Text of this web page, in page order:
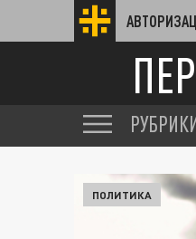
ПОЛИТИКА